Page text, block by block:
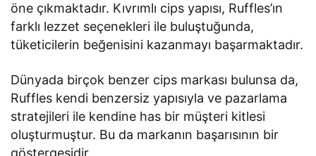
öne çıkmaktadır. Kıvrımlı cips yapısı, Ruffles’ın
farklı lezzet seçenekleri ile buluştuğunda,
tüketicilerin beğenisini kazanmayı başarmaktadır.
Dünyada birçok benzer cips markası bulunsa da,
Ruffles kendi benzersiz yapısıyla ve pazarlama
stratejileri ile kendine has bir müşteri kitlesi
oluşturmuştur. Bu da markanın başarısının bir
göstergesidir.